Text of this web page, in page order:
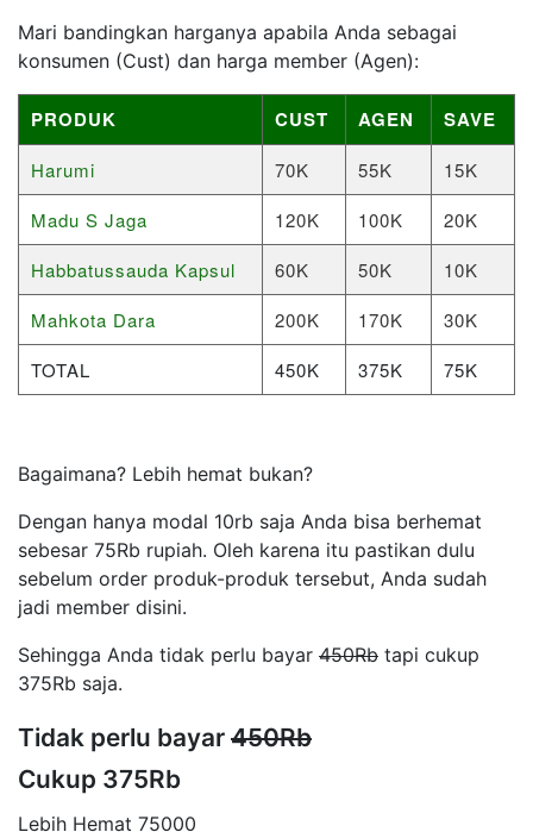
Mari bandingkan harganya apabila Anda sebagai
konsumen (Cust) dan harga member (Agen):
PRODUK CUST AGEN SAVE
Harumi 70K 55K
15K
Madu S Jaga
120K 100K
20K
Habbatussauda Kapsul
60K 50K
10K
Mahkota Dara
200K 170K
30K
TOTAL
450K 375K 75K
Bagaimana? Lebih hemat bukan?
Dengan hanya modal 10rb saja Anda bisa berhemat
sebesar 75Rb rupiah. Oleh karena itu pastikan dulu
sebelum order produk-produk tersebut, Anda sudah
jadi member disini.
Sehingga Anda tidak perlu bayar 450Rb tapi cukup
375Rb saja.
Tidak perlu bayar 450Rb
Cukup 375Rb
Lebih Hemat 75000